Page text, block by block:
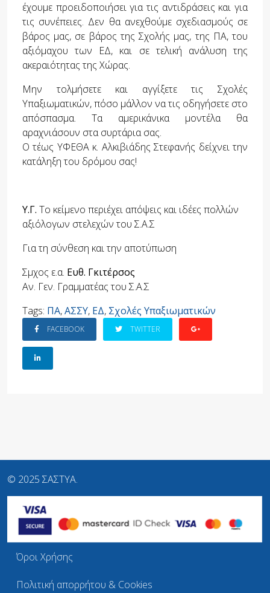
έχουμε προειδοποιήσει για τις αντιδράσεις και για
τις συνέπειες. Δεν θα ανεχθούμε σχεδιασμούς σε
βάρος μας, σε βάρος της Σχολής μας, της ΠΑ, του
αξιόμαχου των ΕΔ, και σε τελική ανάλυση της
ακεραιότητας της Χώρας.
Μην τολμήσετε και αγγίξετε τις Σχολές
Υπαξιωματικών, πόσο μάλλον να τις οδηγήσετε στο
απόσπασμα. Τα αμερικάνικα μοντέλα θα
αραχνιάσουν στα συρτάρια σας.
Ο τέως ΥΦΕΘΑ κ. Αλκιβιάδης Στεφανής δείχνει την
κατάληξη του δρόμου σας!
Υ.Γ. Το κείμενο περιέχει απόψεις και ιδέες πολλών
αξιόλογων στελεχών του Σ.Α.Σ
Για τη σύνθεση και την αποτύπωση
Σμχος ε.α. Ευθ. Γκιτέρσος
Αν. Γεν. Γραμματέας του Σ.Α.Σ
Tags: ΠΑ,ΑΣΣΥ, ΕΔ, Σχολές Υπαξιωματικών
FACEBOOK TWITTER
© 2025 ΣΑΣΤΥΑ.
Όροι Χρήσης
Πολιτική απορρήτου & Cookies